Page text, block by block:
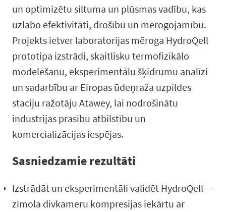
un optimizētu siltuma un plūsmas vadību, kas
uzlabo efektivitāti, drošību un mērogojamību.
Projekts ietver laboratorijas mēroga HydroQell
prototipa izstrādi, skaitlisku termofizikālo
modelēšanu, eksperimentālu šķidrumu analīzi
un sadarbību ar Eiropas ūdeņraža uzpildes
staciju ražotāju Atawey, lai nodrošinātu
industrijas prasību atbilstību un
komercializācijas iespējas.
Sasniedzamie rezultāti
Izstrādāt un eksperimentāli validēt HydroQell —
zīmola divkameru kompresijas iekārtu ar